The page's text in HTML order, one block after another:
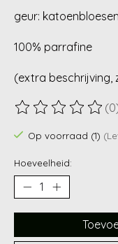
geur:
100% parrafine
(extra beschrijving,
De beoordeling
Op voorraad (1)
Hoeveelheid: